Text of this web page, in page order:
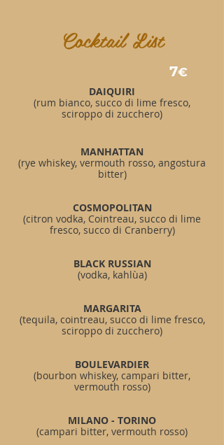
7€
Cocktail List
DAIQUIRI
(rum bianco, succo di lime fresco,
sciroppo di zucchero)
MANHATTAN
(rye whiskey, vermouth rosso, angostura
bitter)
COSMOPOLITAN
(citron vodka, Cointreau, succo di lime
fresco, succo di Cranberry)
BLACK RUSSIAN
(vodka, kahlùa)
MARGARITA
(tequila, cointreau, succo di lime fresco,
sciroppo di zucchero)
BOULEVARDIER
(bourbon whiskey, campari bitter,
vermouth rosso)
MILANO - TORINO
(campari bitter, vermouth rosso)